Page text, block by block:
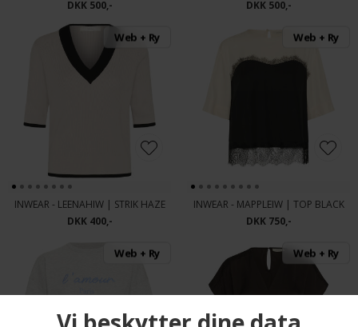
DKK 500,-
DKK 500,-
Web + Ry
INWEAR - LEENAHIW | STRIK HAZE
DKK 400,-
Web + Ry
INWEAR - MAPPLEIW | TOP BLACK
DKK 750,-
Web + Ry Web + Ry